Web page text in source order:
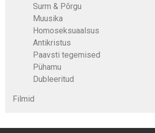
Surm & Põrgu
Muusika
Homoseksuaalsus
Antikristus
Paavsti tegemised
Pühamu
Dubleeritud
Filmid